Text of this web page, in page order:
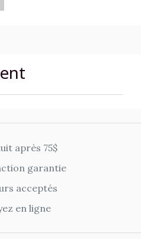
après 75$
garantie
acceptés
en ligne